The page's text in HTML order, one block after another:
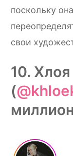
поскольку
свои
10.
(